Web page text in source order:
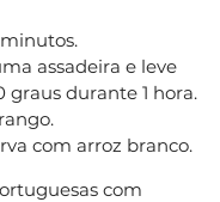
assadeira e leve
durante 1 hora.
com arroz branco.
com